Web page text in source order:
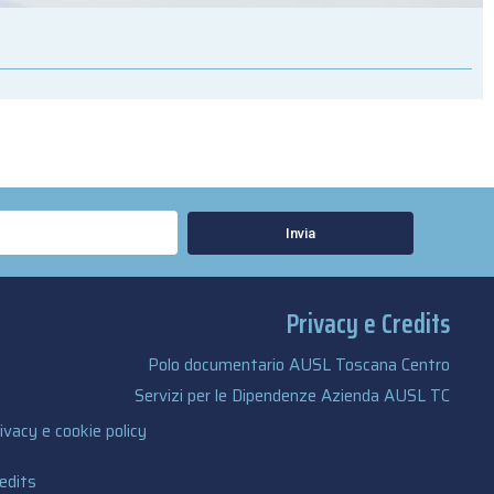
Invia
Privacy e Credits
Polo documentario AUSL Toscana Centro
Servizi per le Dipendenze Azienda AUSL TC
e cookie policy